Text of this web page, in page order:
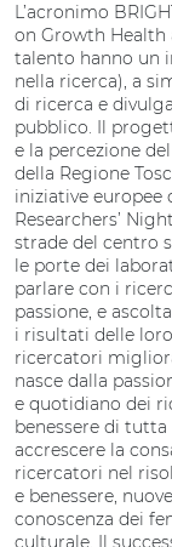
L’acronimo
on Growth Health
talento hanno un
nella ricerca), a
di ricerca e
pubblico. Il
e la percezione
della Regione
iniziative europee
Researchers’
strade del centro
le porte dei
parlare con i
passione, e
i risultati delle
ricercatori
nasce dalla
e quotidiano dei
benessere di tutta
accrescere la
ricercatori nel
e benessere,
conoscenza dei
culturale. Il